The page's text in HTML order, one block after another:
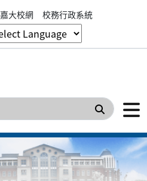
嘉大校網
校務行政系統
搜尋